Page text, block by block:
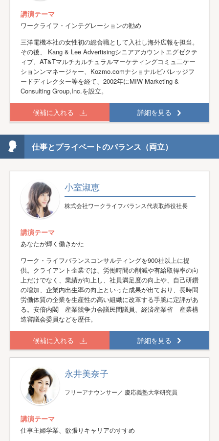
講演テーマ
ワークライフ・インテグレーションの勧め
三洋電機本社の女性初の総合職として入社し海外広報を担当。
その後、 Kang & Lee Advertisingシニアアカウントエグゼクテ
ィブ、AT&Tマルチカルチュラルマーケティングコミュ二ケー
ションンマネージャー、Kozmo.comナショナルビバレッジフ
ードディレクター等を経て、2002年にMIW Marketing &
Consulting Group,Inc.を設立。
候補に入れる 詳細を見る
仕事とプライベートのバランス（両立）
小室淑恵
株式会社ワークライフバランス代表取締役社長
講演テーマ
あなたが輝く働きかた
ワーク・ライフバランスコンサルティングを900社以上に提
供。クライアント企業では、労働時間の削減や有給取得率の向
上だけでなく、業績が向上し、社員満足度の向上や、自己研鑽
の増加、企業内出生率の向上といった成果が出ており、長時間
労働体質の企業を生産性の高い組織に改革する手腕に定評があ
る。安倍内閣 産業競争力会議民間議員、経済産業省 産業構
造審議会委員などを歴任。
候補に入れる 詳細を見る
永井美奈子
フリーアナウンサー／ 慶応義塾大学研究員
講演テーマ
仕事主婦学業、欲張りキャリアのすすめ